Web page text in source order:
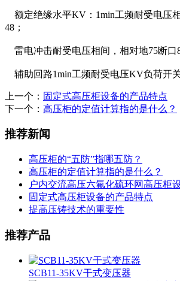
额定绝缘水平KV：1min工频耐受电压
48；
雷电冲击耐受电压相间，相对地75断口
辅助回路1min工频耐受电压KV负荷开
上一个： 固定式高压柜设备的产品特点
下一个： 高压柜的定值计算指的是什么？
推荐新闻
高压柜的“五防”指哪五防？
高压柜的定值计算指的是什么？
户内交流高压六氟化硫环网高压柜
固定式高压柜设备的产品特点
提高压铸技术的重要性
推荐产品
SCB11-35KV干式变压器